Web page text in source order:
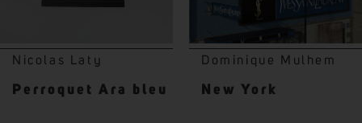
Nicolas Laty
Perroquet Ara bleu
Dominique Mulhem
New York